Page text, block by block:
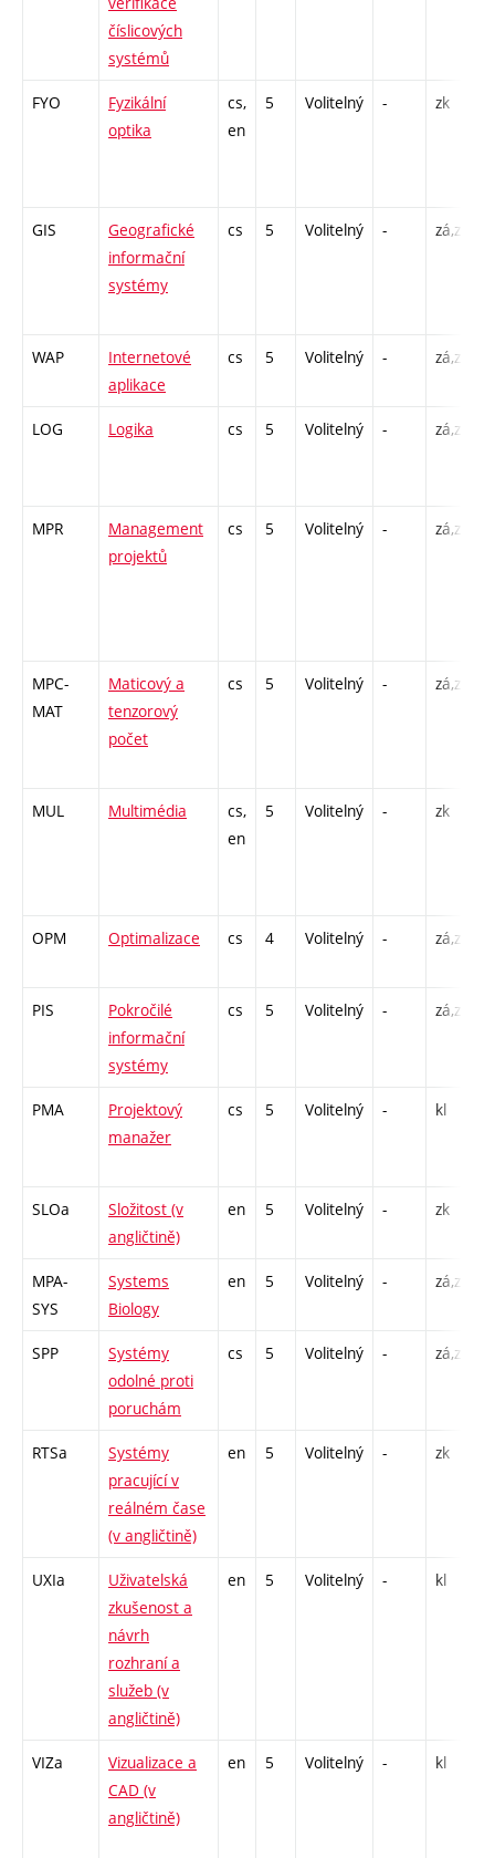
číslicových
systémů
FYO
Fyzikální
optika
cs,
en
5 Volitelný - zk
GIS
Geografické
informační
systémy
cs 5 Volitelný - zá,zk
WAP
Internetové
aplikace
cs 5 Volitelný - zá,zk
LOG Logika cs 5 Volitelný - zá,zk
MPR
Management
projektů
cs 5 Volitelný - zá,zk
MPC-
MAT
Maticový a
tenzorový
počet
cs 5 Volitelný - zá,zk
MUL Multimédia
cs,
en
5 Volitelný - zk
OPM Optimalizace cs 4 Volitelný - zá,zk
PIS
Pokročilé
informační
systémy
cs 5 Volitelný - zá,zk
PMA
Projektový
manažer
cs 5 Volitelný - kl
SLOa
Složitost (v
angličtině)
en 5 Volitelný - zk
MPA-
SYS
Systems
Biology
en 5 Volitelný - zá,zk
SPP
Systémy
odolné proti
poruchám
cs 5 Volitelný - zá,zk
RTSa
Systémy
pracující v
reálném čase
(v angličtině)
en 5 Volitelný - zk
UXIa
Uživatelská
zkušenost a
návrh
rozhraní a
služeb (v
angličtině)
en 5 Volitelný - kl
VIZa
Vizualizace a
CAD (v
angličtině)
en 5 Volitelný - kl